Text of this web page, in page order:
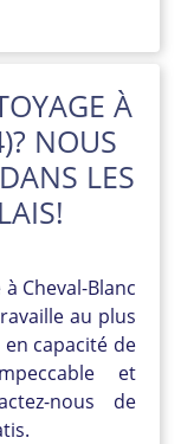
À
NOUS
LES
Cheval-Blanc
au plus
capacité de
et
nous de